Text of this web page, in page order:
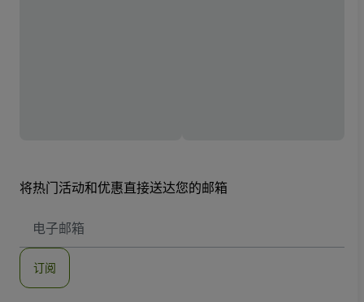
将热门活动和优惠直接送达您的邮箱
子
地
订阅